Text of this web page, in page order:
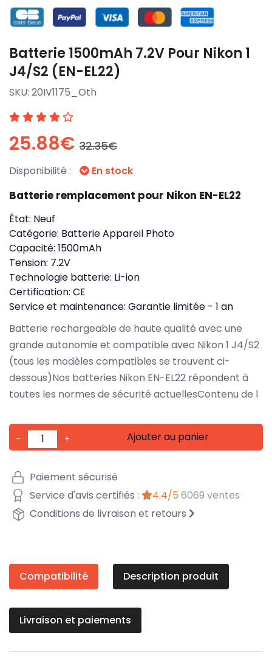
Batterie 1500mAh 7.2V Pour Nikon 1
J4/S2 (EN-EL22)
SKU: 20IV1175_Oth
25.88€ 32.35€
Disponibilité : En stock
Batterie remplacement pour Nikon EN-EL22
État: Neuf
Catégorie: Batterie Appareil Photo
Capacité: 1500mAh
Tension: 7.2V
Technologie batterie: Li-ion
Certification: CE
Service et maintenance: Garantie limitée - 1 an
Batterie rechargeable de haute qualité avec une
grande autonomie et compatible avec Nikon 1 J4/S2
(tous les modèles compatibles se trouvent ci-
dessous)Nos batteries Nikon EN-EL22 répondent à
toutes les normes de sécurité actuellesContenu de l
- + Ajouter au panier
Paiement sécurisé
Service d'avis certifiés :
4.4/5 6069 ventes
Conditions de livraison et retours
Compatibilité Description produit
Livraison et paiements